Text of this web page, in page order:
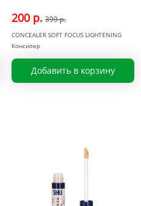
200 р. 399 р.
CONCEALER SOFT FOCUS LIGHTENING
Консилер
Добавить в корзину